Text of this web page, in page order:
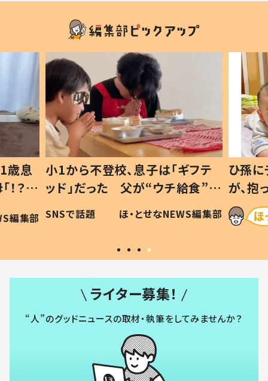
歳息
？」
編集部
小1から不登校、息子は「ギフテ
ッド」だった 父が“ウチ給食”を
作り続ける理由とは #令和の親
#令和の子
SNSで話題 ほ・とせなNEWS編集部
ひ孫
が、
「涙が
い」
ライター募集！
“人”のグッドニュースの取材・執筆をしてみませんか？